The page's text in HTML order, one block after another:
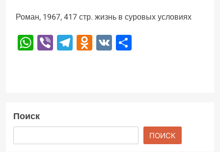
Роман, 1967, 417 стр. жизнь в суровых условиях
WhatsApp
ViberTelegram
Odnoklassniki
VK
Поиск
ПОИСК